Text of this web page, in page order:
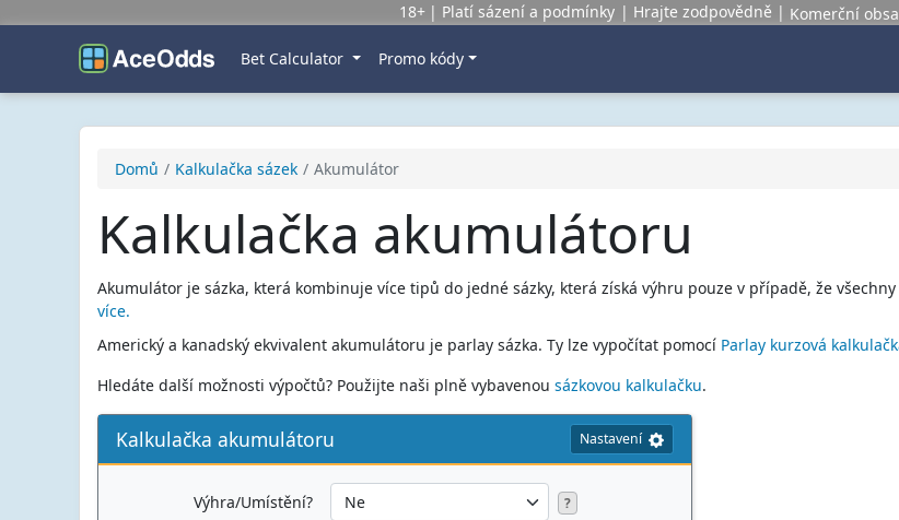
18+ Platí sázení a podmínky Hrajte zodpovědně Komerční
Bet Calculator Promo kódy
Domů Kalkulačka sázek Akumulátor
Kalkulačka akumulátoru
Akumulátor je sázka, která kombinuje více tipů do jedné sázky, která získá výhru pouze v případě, že
více.
Americký a kanadský ekvivalent akumulátoru je parlay sázka. Ty lze vypočítat pomocí Parlay kurzová
Hledáte další možnosti výpočtů? Použijte naši plně vybavenou sázkovou kalkulačku.
Kalkulačka akumulátoru Nastavení
Výhra/Umístění? ?